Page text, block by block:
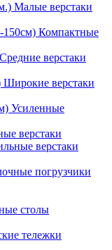
Малые верстаки
Компактные
Средние верстаки
Широкие верстаки
Усиленные
верстаки
верстаки
погрузчики
столы
тележки